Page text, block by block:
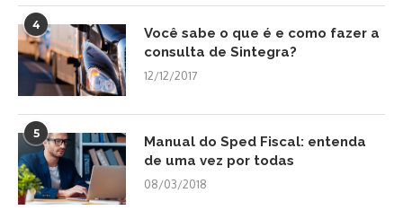
4
Você sabe o que é e como fazer a
consulta de Sintegra?
12/12/2017
5
Manual do Sped Fiscal: entenda
de uma vez por todas
08/03/2018